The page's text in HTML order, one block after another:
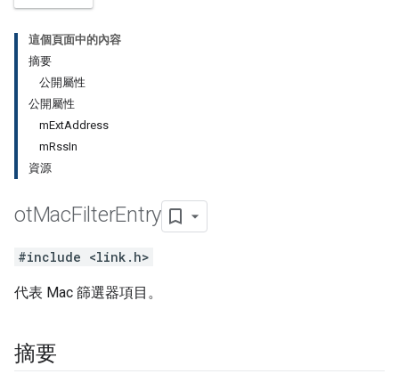
這個頁面中的內容
摘要
公開屬性
公開屬性
mExtAddress
mRssIn
資源
otMacFilterEntry
#include <link.h>
代表 Mac 篩選器項目。
摘要